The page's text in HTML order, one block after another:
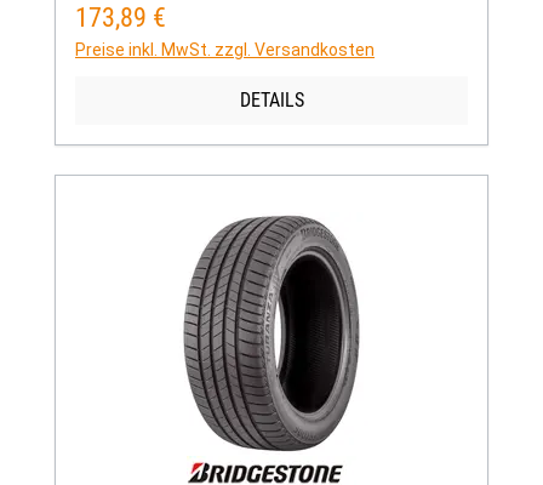
Regulärer Preis:
173,89 €
Preise inkl. MwSt. zzgl. Versandkosten
DETAILS